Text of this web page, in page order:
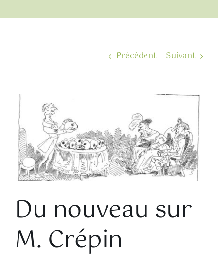
Précédent Suivant
Voir
l'image
agrandie
Du nouveau sur
M. Crépin